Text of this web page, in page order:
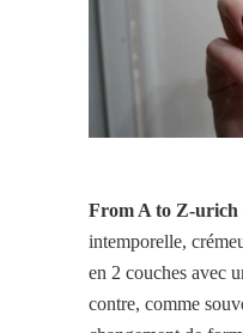
From A to Z-urich
intemporelle,
en 2 couches avec
contre, comme